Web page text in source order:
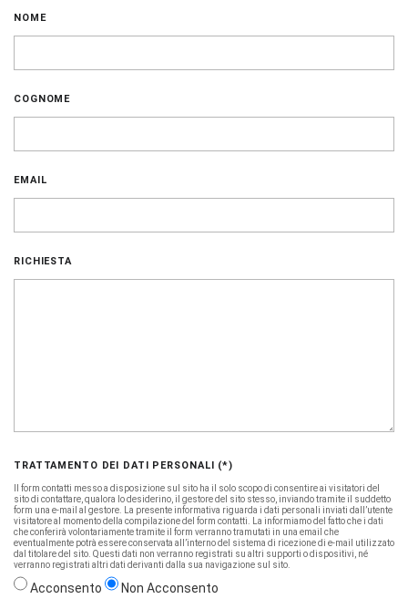
NOME
COGNOME
EMAIL
RICHIESTA
TRATTAMENTO DEI DATI PERSONALI (*)
Il form contatti messo a disposizione sul sito ha il solo scopo di consentire ai visitatori del
sito di contattare, qualora lo desiderino, il gestore del sito stesso, inviando tramite il suddetto
form una e-mail al gestore. La presente informativa riguarda i dati personali inviati dall’utente
visitatore al momento della compilazione del form contatti. La informiamo del fatto che i dati
che conferirà volontariamente tramite il form verranno tramutati in una email che
eventualmente potrà essere conservata all’interno del sistema di ricezione di e-mail utilizzato
dal titolare del sito. Questi dati non verranno registrati su altri supporti o dispositivi, né
verranno registrati altri dati derivanti dalla sua navigazione sul sito.
Acconsento Non Acconsento